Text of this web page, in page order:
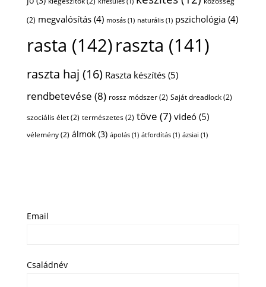
(2) megvalósítás (4) mosás (1) naturális (1) pszichológia (4)
rasta (142)raszta (141)
raszta haj (16) Raszta készítés(5)
rendbetevése (8) rossz módszer(2) Saját dreadlock(2)
szociális élet(2) természetes(2) töve (7)videó(5)
vélemény(2) álmok (3) ápolás (1) átfordítás (1) ázsiai (1)
Email
Családnév